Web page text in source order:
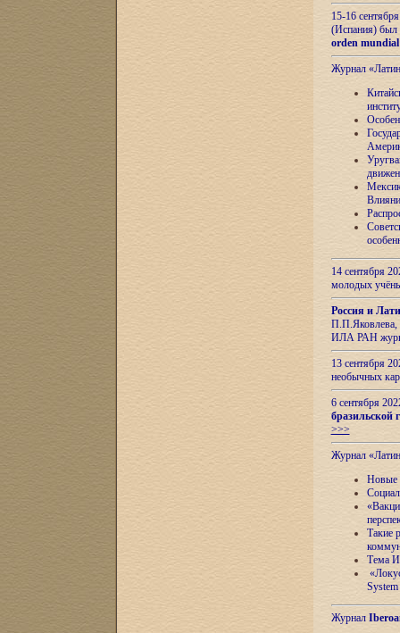
15-16
(Испания) был
orden
Журнал
14 сентября
молодых
Россия и
П.П.Яковлева,
ИЛА РАН
13 сентября
необычных
6 сентября
бразильской
>>>
Журнал
Новые
Такие
Тема
Журнал